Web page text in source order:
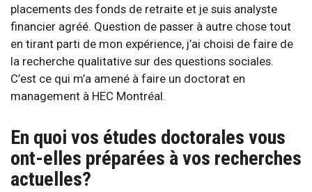
placements des fonds de retraite et je suis analyste
financier agréé. Question de passer à autre chose tout
en tirant parti de mon expérience, j’ai choisi de faire de
la recherche qualitative sur des questions sociales.
C’est ce qui m’a amené à faire un doctorat en
management à HEC Montréal.
En quoi vos études doctorales vous
ont-elles préparées à vos recherches
actuelles?